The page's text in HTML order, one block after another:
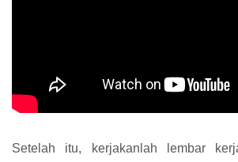
Setelah itu, kerjakanlah lembar